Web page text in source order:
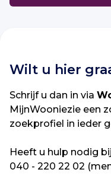
Wilt u hier
Schrijf u dan in via
MijnWooniezie een
zoekprofiel in ieder
Heeft u hulp nodig
040 - 220 22 02